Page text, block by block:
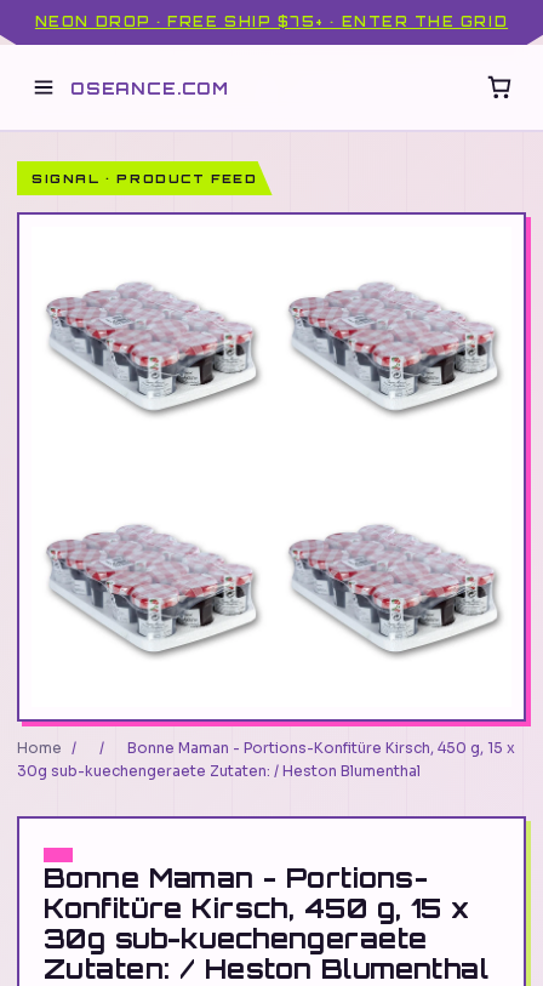
NEON DROP · FREE SHIP $75+ · ENTER THE GRID
OSEANCE.COM
SIGNAL · PRODUCT FEED
Home / /
Bonne Maman - Portions-Konfitüre Kirsch, 450 g, 15 x
30g sub-kuechengeraete Zutaten: / Heston Blumenthal
Bonne Maman - Portions-
Konfitüre Kirsch, 450 g, 15 x
30g sub-kuechengeraete
Zutaten: / Heston Blumenthal